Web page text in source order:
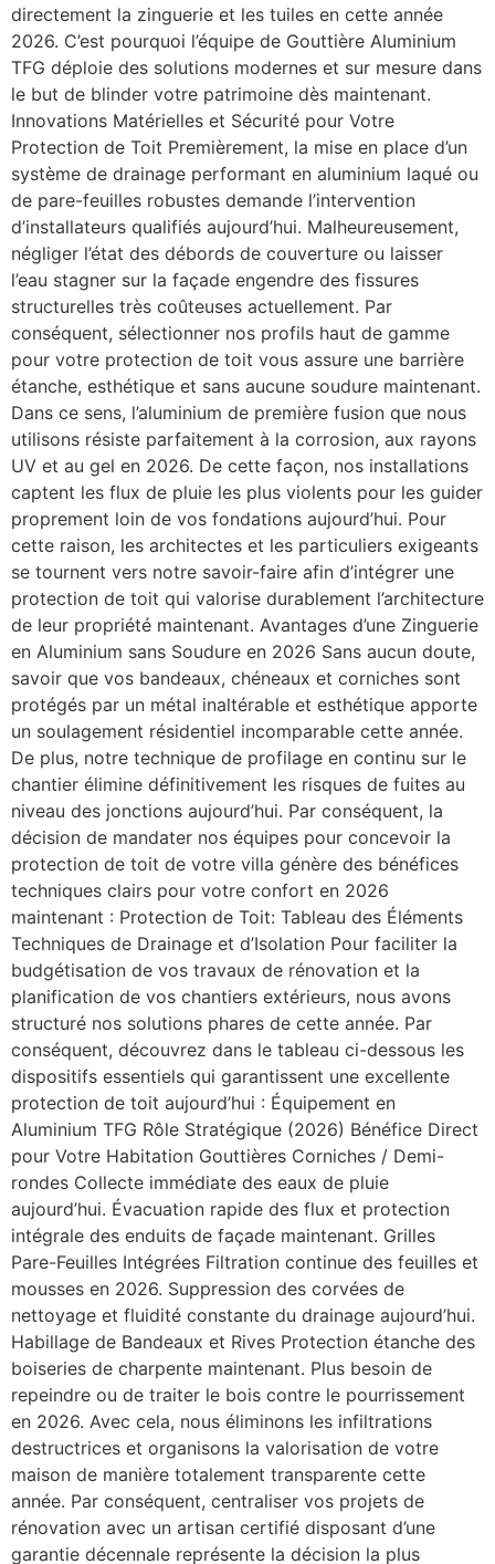
directement la zinguerie et les tuiles en cette année
2026. C’est pourquoi l’équipe de Gouttière Aluminium
TFG déploie des solutions modernes et sur mesure dans
le but de blinder votre patrimoine dès maintenant.
Innovations Matérielles et Sécurité pour Votre
Protection de Toit Premièrement, la mise en place d’un
système de drainage performant en aluminium laqué ou
de pare-feuilles robustes demande l’intervention
d’installateurs qualifiés aujourd’hui. Malheureusement,
négliger l’état des débords de couverture ou laisser
l’eau stagner sur la façade engendre des fissures
structurelles très coûteuses actuellement. Par
conséquent, sélectionner nos profils haut de gamme
pour votre protection de toit vous assure une barrière
étanche, esthétique et sans aucune soudure maintenant.
Dans ce sens, l’aluminium de première fusion que nous
utilisons résiste parfaitement à la corrosion, aux rayons
UV et au gel en 2026. De cette façon, nos installations
captent les flux de pluie les plus violents pour les guider
proprement loin de vos fondations aujourd’hui. Pour
cette raison, les architectes et les particuliers exigeants
se tournent vers notre savoir-faire afin d’intégrer une
protection de toit qui valorise durablement l’architecture
de leur propriété maintenant. Avantages d’une Zinguerie
en Aluminium sans Soudure en 2026 Sans aucun doute,
savoir que vos bandeaux, chéneaux et corniches sont
protégés par un métal inaltérable et esthétique apporte
un soulagement résidentiel incomparable cette année.
De plus, notre technique de profilage en continu sur le
chantier élimine définitivement les risques de fuites au
niveau des jonctions aujourd’hui. Par conséquent, la
décision de mandater nos équipes pour concevoir la
protection de toit de votre villa génère des bénéfices
techniques clairs pour votre confort en 2026
maintenant : Protection de Toit: Tableau des Éléments
Techniques de Drainage et d’Isolation Pour faciliter la
budgétisation de vos travaux de rénovation et la
planification de vos chantiers extérieurs, nous avons
structuré nos solutions phares de cette année. Par
conséquent, découvrez dans le tableau ci-dessous les
dispositifs essentiels qui garantissent une excellente
protection de toit aujourd’hui : Équipement en
Aluminium TFG Rôle Stratégique (2026) Bénéfice Direct
pour Votre Habitation Gouttières Corniches / Demi-
rondes Collecte immédiate des eaux de pluie
aujourd’hui. Évacuation rapide des flux et protection
intégrale des enduits de façade maintenant. Grilles
Pare-Feuilles Intégrées Filtration continue des feuilles et
mousses en 2026. Suppression des corvées de
nettoyage et fluidité constante du drainage aujourd’hui.
Habillage de Bandeaux et Rives Protection étanche des
boiseries de charpente maintenant. Plus besoin de
repeindre ou de traiter le bois contre le pourrissement
en 2026. Avec cela, nous éliminons les infiltrations
destructrices et organisons la valorisation de votre
maison de manière totalement transparente cette
année. Par conséquent, centraliser vos projets de
rénovation avec un artisan certifié disposant d’une
garantie décennale représente la décision la plus